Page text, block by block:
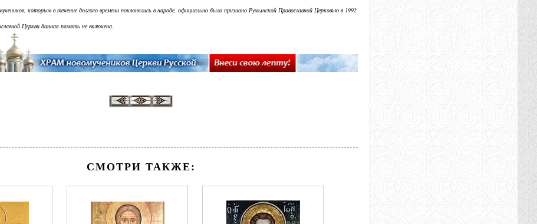
которым в течение долгого времени поклонялись в народе, официально было признано Румынской Православной Церковью в 1992
Церкви данная память не включена.
СМОТРИ ТАКЖЕ: